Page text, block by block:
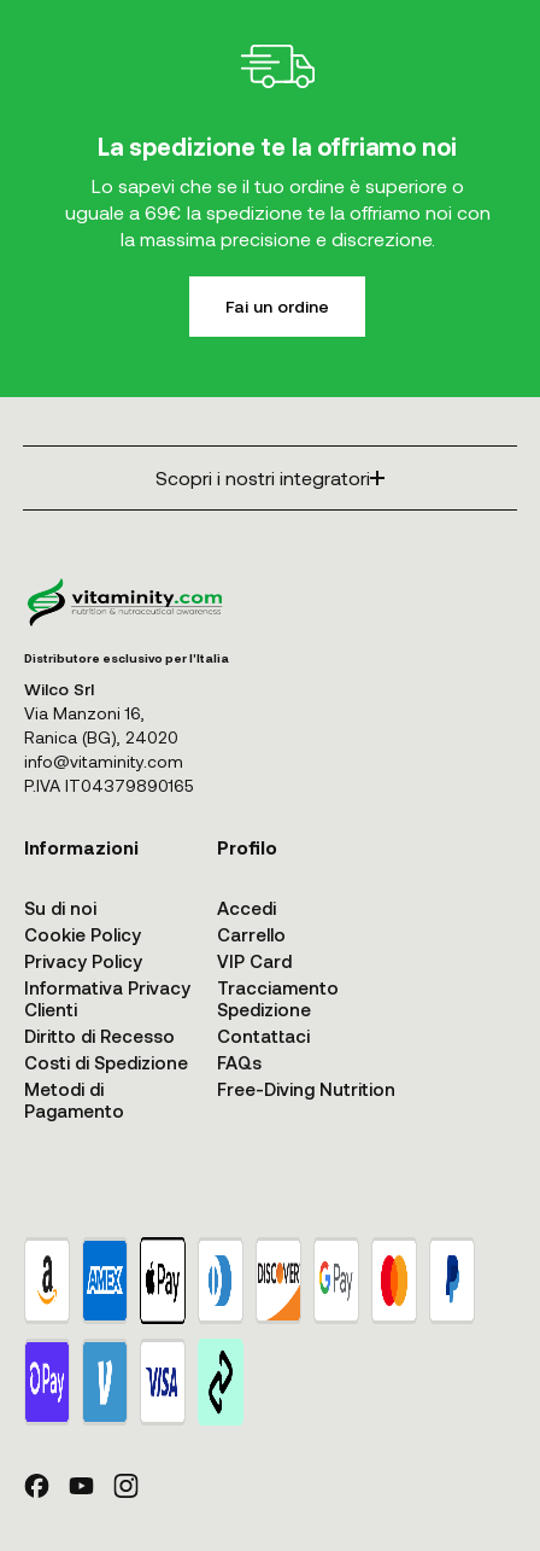
La spedizione te la offriamo noi
Lo sapevi che se il tuo ordine è superiore o
uguale a 69€ la spedizione te la offriamo noi con
la massima precisione e discrezione.
Fai un ordine
Scopri i nostri integratori
Distributore esclusivo per l'Italia
Wilco Srl
Via Manzoni 16,
Ranica (BG), 24020
info@vitaminity.com
P.IVA IT04379890165
Informazioni
Su di noi
Cookie Policy
Privacy Policy
Informativa Privacy
Clienti
Diritto di Recesso
Costi di Spedizione
Metodi di
Pagamento
Profilo
Accedi
Carrello
VIP Card
Tracciamento
Spedizione
Contattaci
FAQs
Free-Diving Nutrition